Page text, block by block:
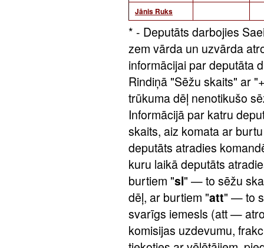
Jānis Ruks
* - Deputāts darbojies
zem vārda un uzvārda
informācijai par deputāta
Rindiņā "Sēžu skaits" ar
trūkuma dēļ nenotikušo
Informācijā par katru
skaits, aiz komata ar
deputāts atradies
kuru laikā deputāts
burtiem "sl" — to sēžu
dēļ, ar burtiem "att" — to
svarīgs iemesls (att —
komisijas uzdevumu,